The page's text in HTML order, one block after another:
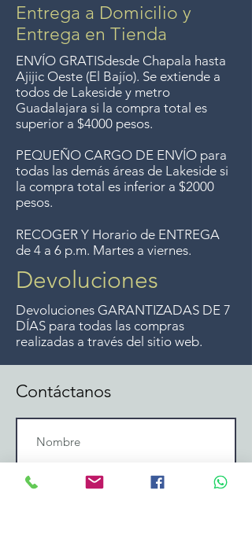
Aceptamos devoluciones hasta
7 días después de la venta a
menos que los artículos tengan
un precio de oferta, lo
sentimos, no se aceptan
devoluciones de artículos en
oferta. Anteriormente hacíamos
envíos gratis a Guadalajara pero
ya no ofrecemos ese servicio.
Entrega a Domicilio y
Entrega en Tienda
ENVÍO GRATISdesde Chapala hasta
Ajijic Oeste (El Bajío). Se extiende a
todos de Lakeside y metro
Guadalajara si la compra total es
superior a $4000 pesos.
PEQUEÑO CARGO DE ENVÍO para
todas las demás áreas de Lakeside si
la compra total es inferior a $2000
pesos.
RECOGER Y Horario de ENTREGA
de 4 a 6 p.m. Martes a viernes.
Devoluciones
Devoluciones GARANTIZADAS DE 7
DÍAS para todas las compras
realizadas a través del sitio web.
Contáctanos